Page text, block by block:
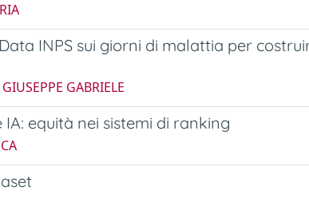
INPS sui giorni di malattia per
GABRIELE
equità nei sistemi di ranking